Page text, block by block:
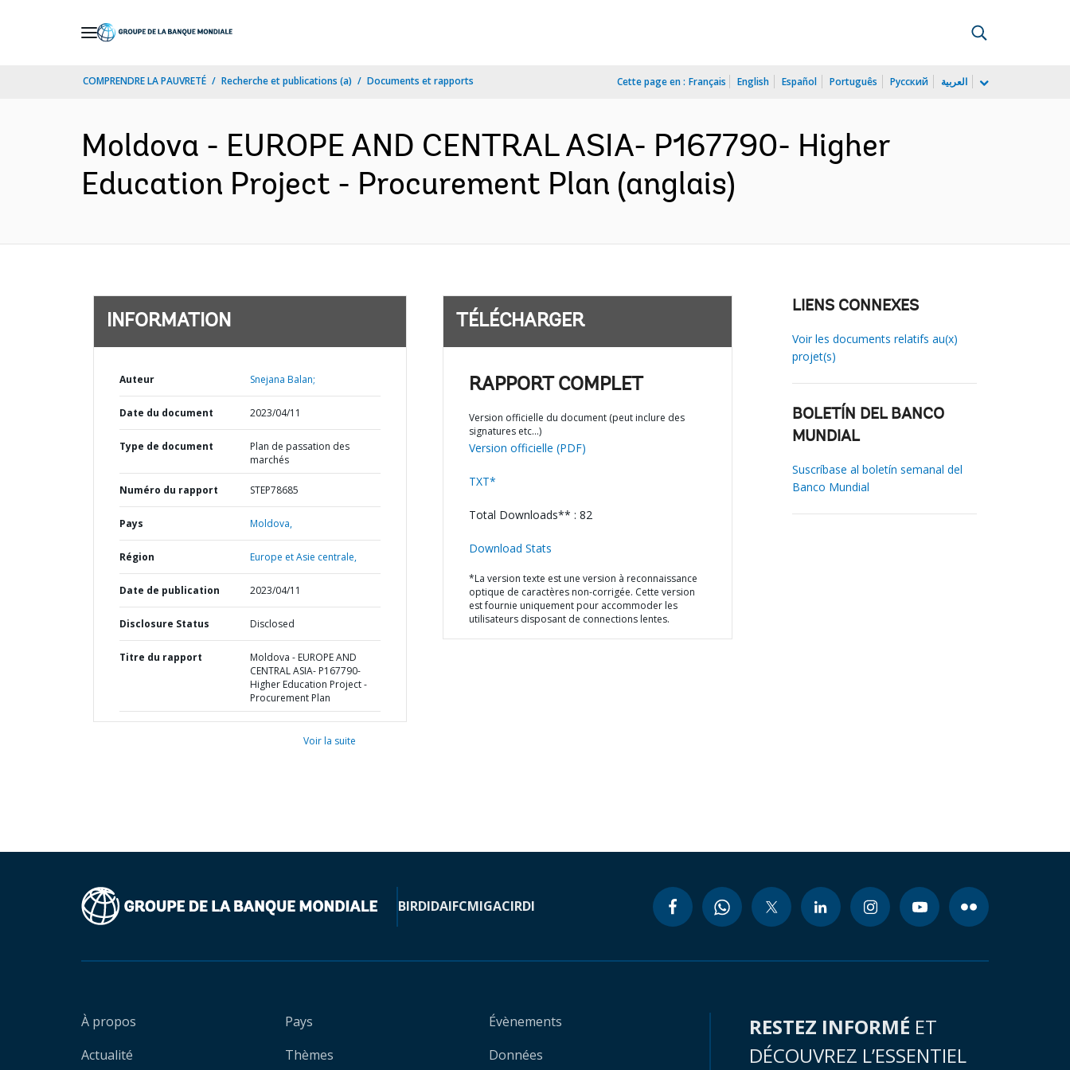
COMPRENDRE LA PAUVRETÉ Recherche et publications (a) Documents et rapports Cette page en : Français English Español Português Русский العربية
Moldova - EUROPE AND CENTRAL ASIA- P167790- Higher
Education Project - Procurement Plan (anglais)
INFORMATION
Auteur Snejana Balan;
Date du document 2023/04/11
Type de document
Plan de passation des
marchés
Numéro du rapport STEP78685
Pays Moldova,
Région Europe et Asie centrale,
Date de publication 2023/04/11
Disclosure Status Disclosed
Titre du rapport
Moldova - EUROPE AND
CENTRAL ASIA- P167790-
Higher Education Project -
Procurement Plan
Voir la suite
TÉLÉCHARGER
RAPPORT COMPLET
Version officielle du document (peut inclure des
signatures etc…)
Version officielle (PDF)
TXT*
Total Downloads** : 82
Download Stats
*La version texte est une version à reconnaissance
optique de caractères non-corrigée. Cette version
est fournie uniquement pour accommoder les
utilisateurs disposant de connections lentes.
LIENS CONNEXES
Voir les documents relatifs au(x)
projet(s)
BOLETÍN DEL BANCO
MUNDIAL
Suscríbase al boletín semanal del
Banco Mundial
BIRDIDAIFCMIGACIRDI
À propos
Actualité
Pays
Thèmes
Évènements
Données
RESTEZ INFORMÉ ET
DÉCOUVREZ L’ESSENTIEL